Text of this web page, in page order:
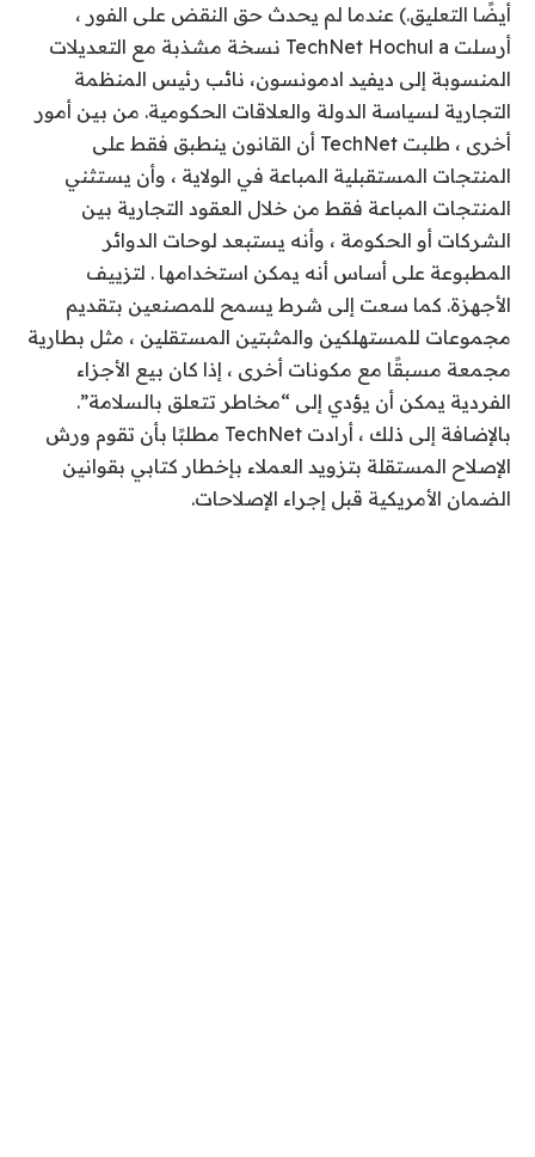
أيضًا التعليق.) عندما لم يحدث حق النقض على الفور ،
أرسلت TechNet Hochul a
نسخة مشذبة مع التعديلات
المنسوبة إلى ديفيد ادمونسون، نائب رئيس المنظمة
التجارية لسياسة الدولة والعلاقات الحكومية. من بين أمور
أخرى ، طلبت TechNet أن القانون ينطبق فقط على
المنتجات المستقبلية المباعة في الولاية ، وأن يستثني
المنتجات المباعة فقط من خلال العقود التجارية بين
الشركات أو الحكومة ، وأنه يستبعد لوحات الدوائر
المطبوعة على أساس أنه يمكن استخدامها . لتزييف
الأجهزة. كما سعت إلى شرط يسمح للمصنعين بتقديم
مجموعات للمستهلكين والمثبتين المستقلين ، مثل بطارية
مجمعة مسبقًا مع مكونات أخرى ، إذا كان بيع الأجزاء
الفردية يمكن أن يؤدي إلى “مخاطر تتعلق بالسلامة”.
بالإضافة إلى ذلك ، أرادت TechNet مطلبًا بأن تقوم ورش
الإصلاح المستقلة بتزويد العملاء بإخطار كتابي بقوانين
الضمان الأمريكية قبل إجراء الإصلاحات.